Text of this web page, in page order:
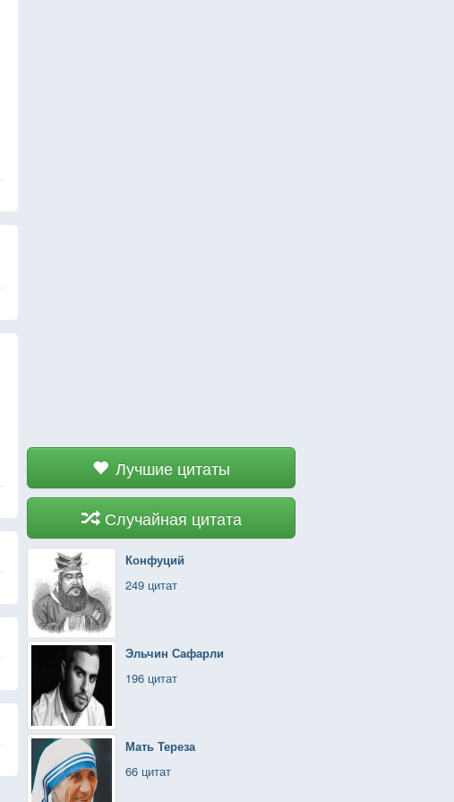
Лучшие цитаты
Случайная цитата
Конфуций
249 цитат
Эльчин Сафарли
196 цитат
Мать Тереза
66 цитат